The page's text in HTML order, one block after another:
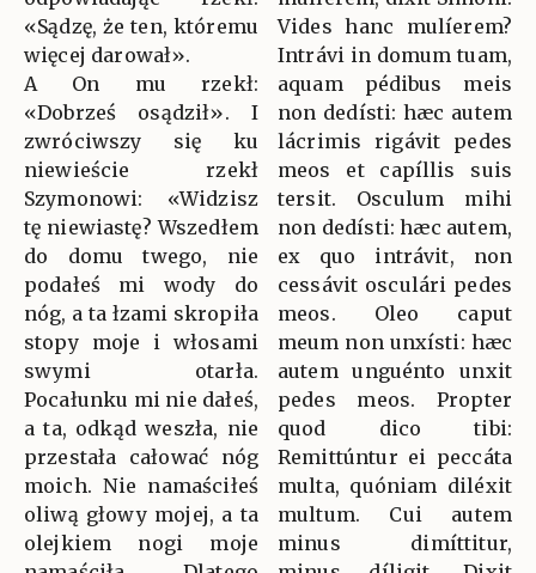
«Sądzę, że ten, któremu
więcej darował».
A On mu rzekł:
«Dobrześ osądził». I
zwróciwszy się ku
niewieście rzekł
Szymonowi: «Widzisz
tę niewiastę? Wszedłem
do domu twego, nie
podałeś mi wody do
nóg, a ta łzami skropiła
stopy moje i włosami
swymi otarła.
Pocałunku mi nie dałeś,
a ta, odkąd weszła, nie
przestała całować nóg
moich. Nie namaściłeś
oliwą głowy mojej, a ta
olejkiem nogi moje
Vides hanc mulíerem?
Intrávi in domum tuam,
aquam pédibus meis
non dedísti: hæc autem
lácrimis rigávit pedes
meos et capíllis suis
tersit. Osculum mihi
non dedísti: hæc autem,
ex quo intrávit, non
cessávit osculári pedes
meos. Oleo caput
meum non unxísti: hæc
autem unguénto unxit
pedes meos. Propter
quod dico tibi:
Remittúntur ei peccáta
multa, quóniam diléxit
multum. Cui autem
minus dimíttitur,